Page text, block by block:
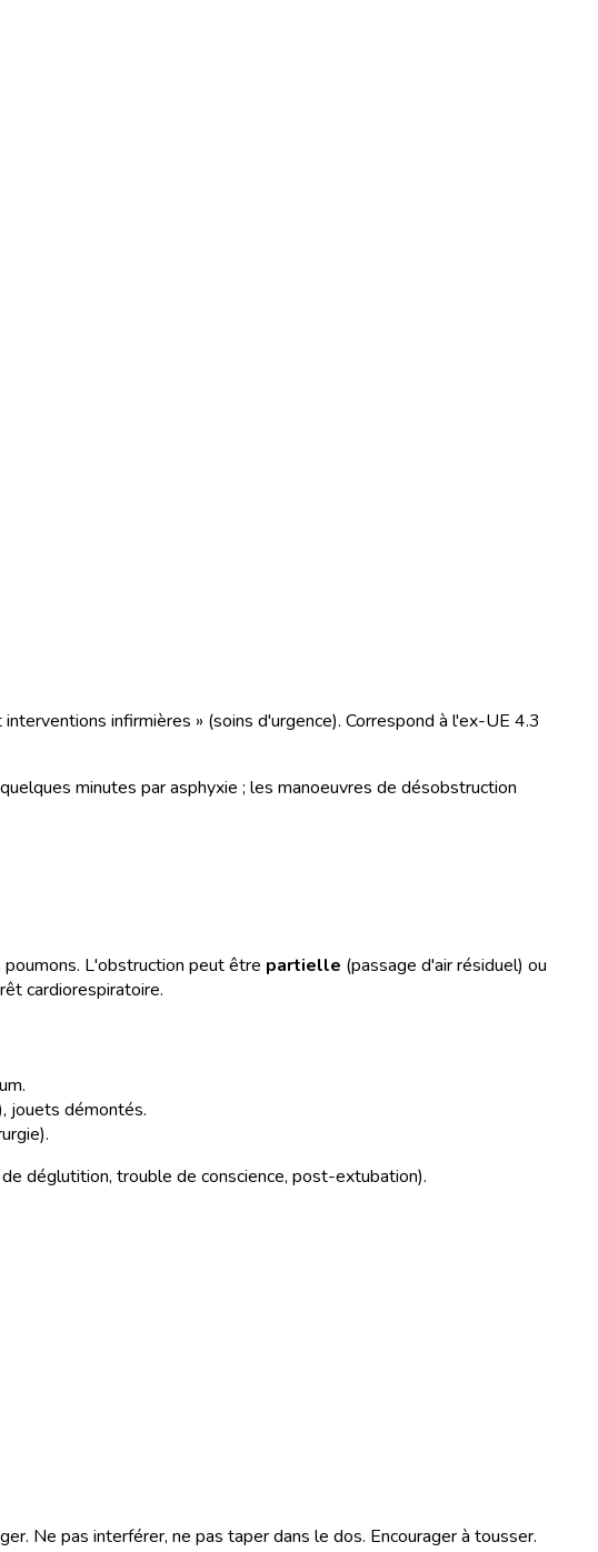
infirmières » (soins d'urgence). Correspond à l'ex-UE 4.3
minutes par asphyxie ; les manoeuvres de désobstruction
L'obstruction peut être partielle (passage d'air résiduel) ou
cardiorespiratoire.
jouets démontés.
déglutition, trouble de conscience, post-extubation).
Ne pas interférer, ne pas taper dans le dos. Encourager à tousser.